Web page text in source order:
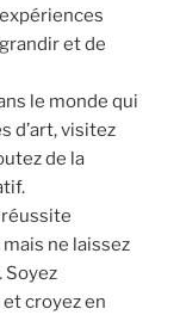
et de
le monde qui
d’art, visitez
de la
réussite
ne laissez
Soyez
croyez en